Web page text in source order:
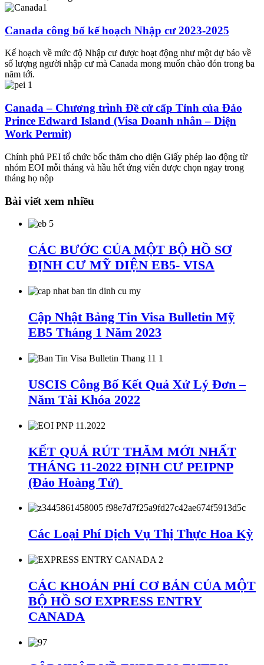
Canada công bố kế hoạch Nhập cư 2023-2025
Kế hoạch về mức độ Nhập cư được hoạt động như một dự báo về
số lượng người nhập cư mà Canada mong muốn chào đón trong ba
năm tới.
Canada – Chương trình Đề cử cấp Tỉnh của Đảo
Prince Edward Island (Visa Doanh nhân – Diện
Work Permit)
Chính phủ PEI tổ chức bốc thăm cho diện Giấy phép lao động từ
nhóm EOI mỗi tháng và hầu hết ứng viên được chọn ngay trong
tháng họ nộp
Bài viết xem nhiều
CÁC BƯỚC CỦA MỘT BỘ HỒ SƠ
ĐỊNH CƯ MỸ DIỆN EB5- VISA
Cập Nhật Bảng Tin Visa Bulletin Mỹ
EB5 Tháng 1 Năm 2023
USCIS Công Bố Kết Quả Xử Lý Đơn –
Năm Tài Khóa 2022
KẾT QUẢ RÚT THĂM MỚI NHẤT
THÁNG 11-2022 ĐỊNH CƯ PEIPNP
(Đảo Hoàng Tử)
Các Loại Phí Dịch Vụ Thị Thực Hoa Kỳ
CÁC KHOẢN PHÍ CƠ BẢN CỦA MỘT
BỘ HỒ SƠ EXPRESS ENTRY
CANADA